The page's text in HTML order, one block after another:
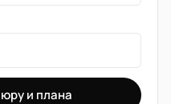
и плана